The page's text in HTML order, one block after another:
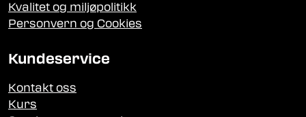
Kvalitet og miljøpolitikk
Personvern og Cookies
Kundeservice
Kontakt oss
Kurs